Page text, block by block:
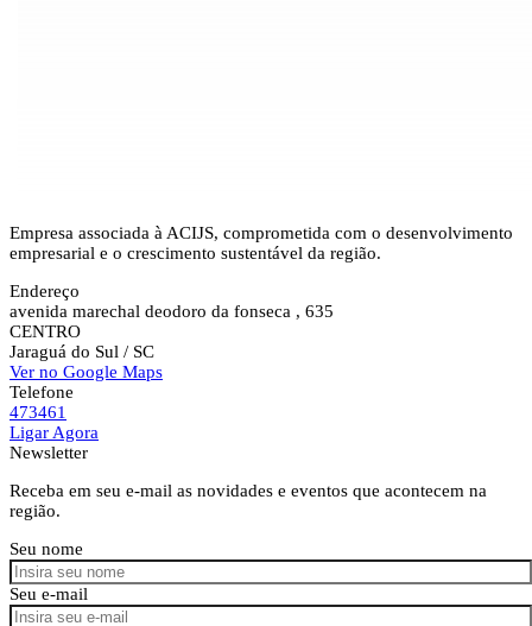
Empresa associada à ACIJS, comprometida com o desenvolvimento
empresarial e o crescimento sustentável da região.
Endereço
avenida marechal deodoro da fonseca , 635
CENTRO
Jaraguá do Sul / SC
Ver no Google Maps
Telefone
473461
Ligar Agora
Newsletter
Receba em seu e-mail as novidades e eventos que acontecem na
região.
Seu nome
Seu e-mail